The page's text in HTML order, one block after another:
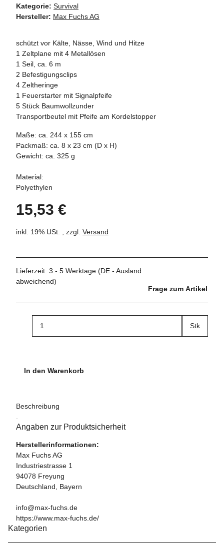
Kategorie: Survival
Hersteller: Max Fuchs AG
schützt vor Kälte, Nässe, Wind und Hitze
1 Zeltplane mit 4 Metallösen
1 Seil, ca. 6 m
2 Befestigungsclips
4 Zeltheringe
1 Feuerstarter mit Signalpfeife
5 Stück Baumwollzunder
Transportbeutel mit Pfeife am Kordelstopper
Maße: ca. 244 x 155 cm
Packmaß: ca. 8 x 23 cm (D x H)
Gewicht: ca. 325 g
Material:
Polyethylen
15,53 €
inkl. 19% USt. , zzgl. Versand
Lieferzeit: 3 - 5 Werktage (DE - Ausland
abweichend)
Frage zum Artikel
Stk
In den Warenkorb
Beschreibung
Angaben zur Produktsicherheit
Herstellerinformationen:
Max Fuchs AG
Industriestrasse 1
94078 Freyung
Deutschland, Bayern
info@max-fuchs.de
https://www.max-fuchs.de/
Kategorien